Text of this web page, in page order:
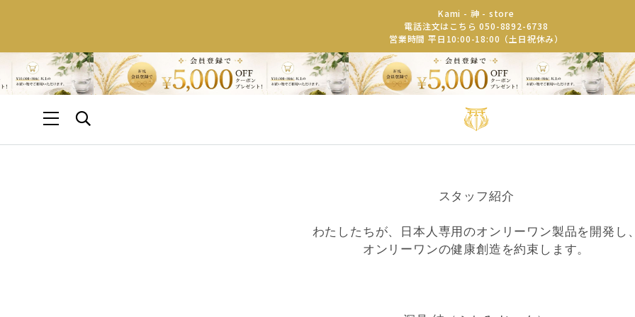
Kami - 神 - store
電話注文はこちら 050-8892-6738
営業時間 平日10:00-18:00（土日祝休み）
スタッフ紹介
わたしたちが、日本人専用のオンリーワン製品を開発し
オンリーワンの健康創造を約束します。